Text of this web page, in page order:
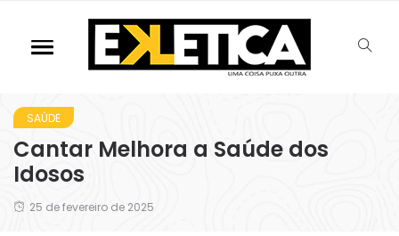
SAÚDE
Cantar Melhora a Saúde dos
Idosos
25 de fevereiro de 2025